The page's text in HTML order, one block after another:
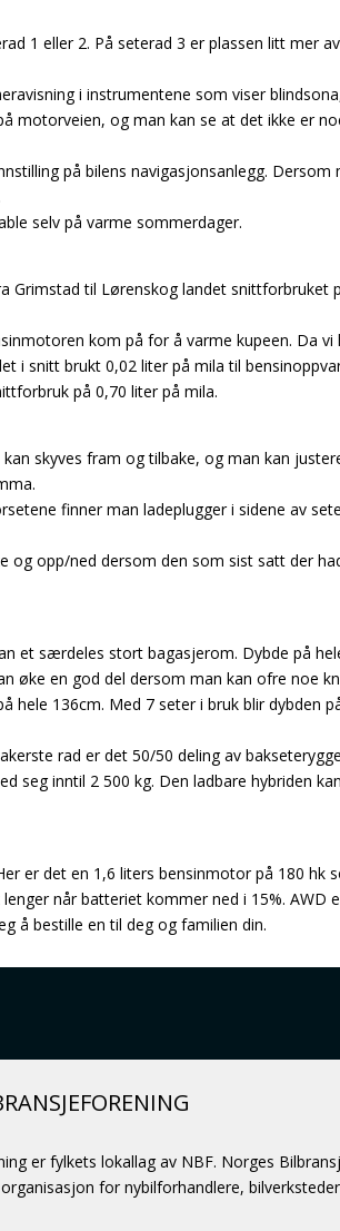
1 eller 2. På seterad 3 er plassen litt mer
i instrumentene som viser
motorveien, og man kan se at det ikke er
på bilens navigasjonsanlegg. Dersom
selv på varme sommerdager.
Grimstad til Lørenskog landet snittforbruket
kom på for å varme kupeen. Da
i snitt brukt 0,02 liter på mila til
på 0,70 liter på mila.
skyves fram og tilbake, og man kan
finner man ladeplugger i sidene av
opp/ned dersom den som sist satt der
et særdeles stort bagasjerom. Dybde på
øke en god del dersom man kan ofre noe
136cm. Med 7 seter i bruk blir dybden
rad er det 50/50 deling av
inntil 2 500 kg. Den ladbare hybriden
er det en 1,6 liters bensinmotor på 180 hk
når batteriet kommer ned i 15%. AWD
å bestille en til deg og familien din.
er fylkets lokallag av NBF. Norges
for nybilforhandlere,